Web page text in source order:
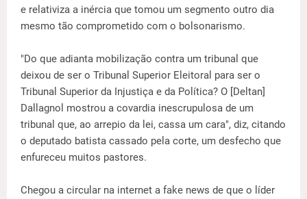
e relativiza a inércia que tomou um segmento outro dia
mesmo tão comprometido com o bolsonarismo.
"Do que adianta mobilização contra um tribunal que
deixou de ser o Tribunal Superior Eleitoral para ser o
Tribunal Superior da Injustiça e da Política? O [Deltan]
Dallagnol mostrou a covardia inescrupulosa de um
tribunal que, ao arrepio da lei, cassa um cara", diz, citando
o deputado batista cassado pela corte, um desfecho que
enfureceu muitos pastores.
Chegou a circular na internet a fake news de que o líder